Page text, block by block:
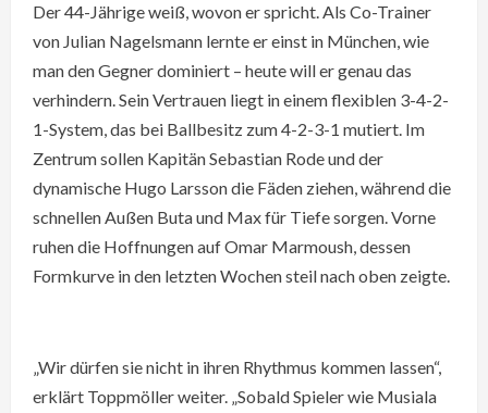
Der 44-Jährige weiß, wovon er spricht. Als Co-Trainer
von Julian Nagelsmann lernte er einst in München, wie
man den Gegner dominiert – heute will er genau das
verhindern. Sein Vertrauen liegt in einem flexiblen 3-4-2-
1-System, das bei Ballbesitz zum 4-2-3-1 mutiert. Im
Zentrum sollen Kapitän Sebastian Rode und der
dynamische Hugo Larsson die Fäden ziehen, während die
schnellen Außen Buta und Max für Tiefe sorgen. Vorne
ruhen die Hoffnungen auf Omar Marmoush, dessen
Formkurve in den letzten Wochen steil nach oben zeigte.
„Wir dürfen sie nicht in ihren Rhythmus kommen lassen“,
erklärt Toppmöller weiter. „Sobald Spieler wie Musiala